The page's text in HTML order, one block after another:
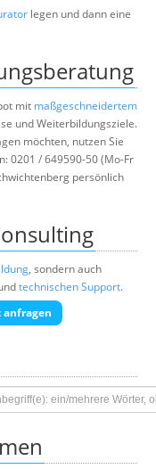
legen und dann eine
mit maßgeschneidertem
und Weiterbildungsziele.
möchten, nutzen Sie
0201 / 649590-50 (Mo-Fr
persönlich
, sondern auch
technischen Support.
anfragen